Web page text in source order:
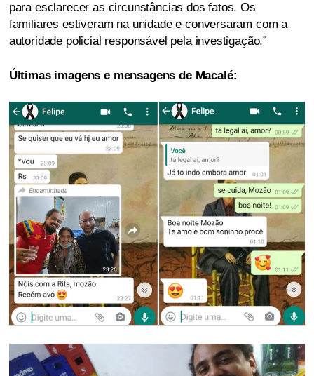
para esclarecer as circunstâncias dos fatos. Os
familiares estiveram na unidade e conversaram com a
autoridade policial responsável pela investigação.”
Últimas imagens e mensagens de Macalé: